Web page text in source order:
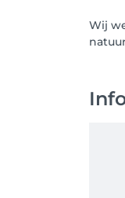
Wij